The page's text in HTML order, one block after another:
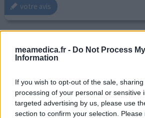
meamedica.fr - Do Not Process
Information
If you wish to opt-out of the sale,
processing of your personal or sensitive
targeted advertising by us, please use
section to confirm your selection.
votre avis
10/05/2021 | Femme | 60
Pneumonie
Efficacité
Quantité effets secondaires